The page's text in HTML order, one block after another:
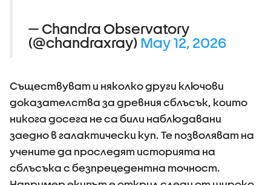
— Chandra Observatory
(@chandraxray) May 12, 2026
Съществуват и няколко други ключови
доказателства за древния сблъсък, които
никога досега не са били наблюдавани
заедно в галактически куп. Те позволяват на
учените да проследят историята на
сблъсъка с безпрецедентна точност.